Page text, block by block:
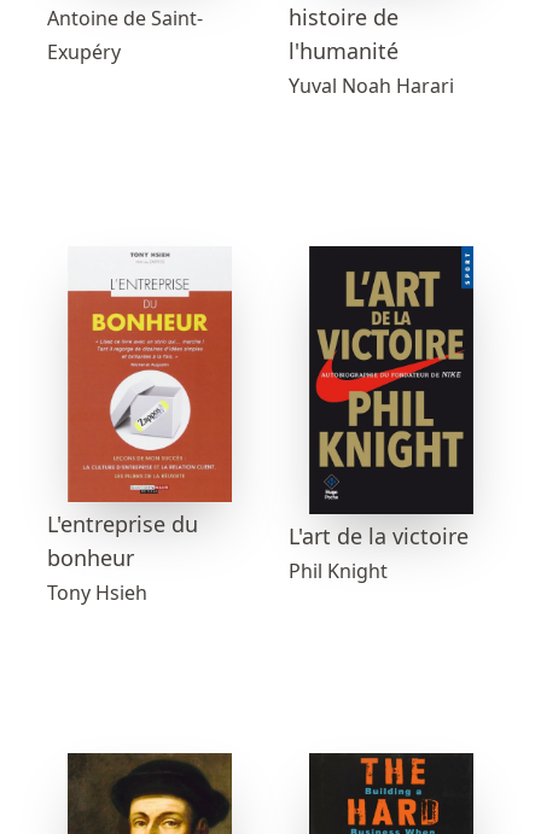
Antoine de Saint-
Exupéry
histoire de
l'humanité
Yuval Noah Harari
L'entreprise du
bonheur
Tony Hsieh
L'art de la victoire
Phil Knight